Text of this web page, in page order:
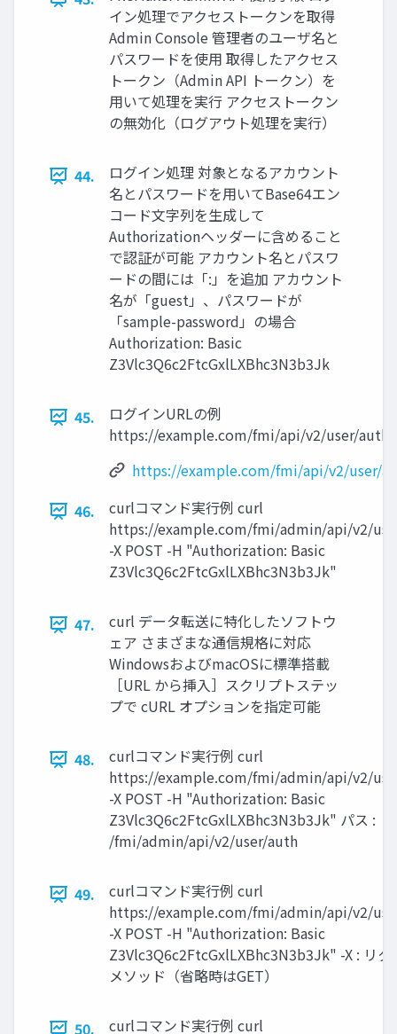
イン処理でアクセストークンを取得
Admin Console 管理者のユーザ名と
パスワードを使用 取得したアクセス
トークン（Admin API トークン）を
用いて処理を実行 アクセストークン
の無効化（ログアウト処理を実行）
44.
ログイン処理 対象となるアカウント
名とパスワードを用いてBase64エン
コード文字列を生成して
Authorizationヘッダーに含めること
で認証が可能 アカウント名とパスワ
ードの間には「:」を追加 アカウント
名が「guest」、パスワードが
「sample-password」の場合
Authorization: Basic
Z3Vlc3Q6c2FtcGxlLXBhc3N3b3Jk
45.
ログインURLの例
https://example.com/fmi/api/v2/user/auth
https://example.com/fmi/api/v2/user/
46.
curlコマンド実行例 curl
https://example.com/fmi/admin/api/v2/
-X POST -H "Authorization: Basic
Z3Vlc3Q6c2FtcGxlLXBhc3N3b3Jk"
47.
curl データ転送に特化したソフトウ
ェア さまざまな通信規格に対応
WindowsおよびmacOSに標準搭載
［URL から挿入］スクリプトステッ
プで cURL オプションを指定可能
48.
curlコマンド実行例 curl
https://example.com/fmi/admin/api/v2/
-X POST -H "Authorization: Basic
Z3Vlc3Q6c2FtcGxlLXBhc3N3b3Jk" パス :
/fmi/admin/api/v2/user/auth
49.
curlコマンド実行例 curl
https://example.com/fmi/admin/api/v2/
-X POST -H "Authorization: Basic
Z3Vlc3Q6c2FtcGxlLXBhc3N3b3Jk" -X : リク
メソッド（省略時はGET）
50. curlコマンド実行例 curl